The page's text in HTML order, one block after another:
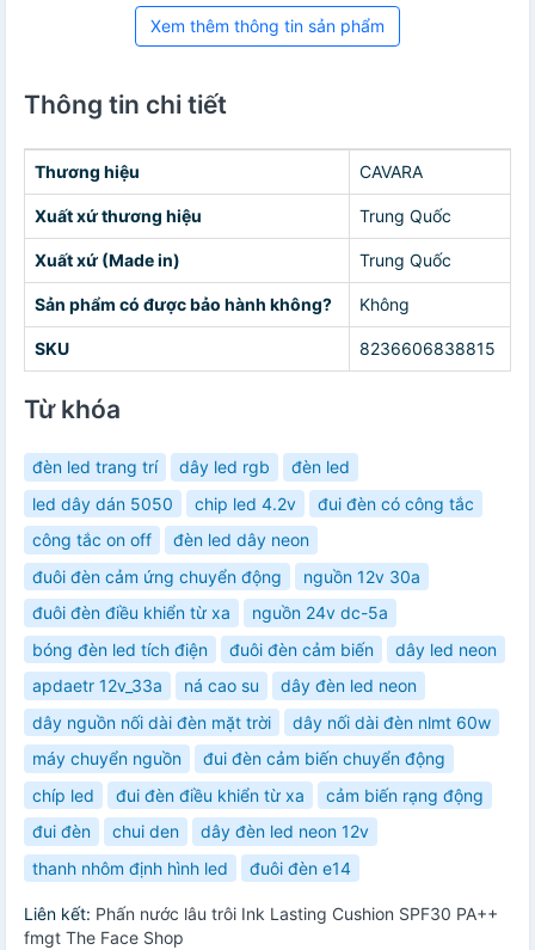
Xem thêm thông tin sản phẩm
Thông tin chi tiết
Thương hiệu CAVARA
Xuất xứ thương hiệu Trung Quốc
Xuất xứ (Made in) Trung Quốc
Sản phẩm có được bảo hành không? Không
SKU 8236606838815
Từ khóa
đèn led trang trí dây led rgb
đèn led
led dây dán 5050
chip led 4.2v
đui đèn có công tắc
công tắc on off
đèn led dây neon
đuôi đèn cảm ứng chuyển động
nguồn 12v 30a
đuôi đèn điều khiển từ xa
nguồn 24v dc-5a
bóng đèn led tích điện
đuôi đèn cảm biến
dây led neon
apdaetr 12v_33a
ná cao su
dây đèn led neon
dây nguồn nối dài đèn mặt trời
dây nối dài đèn nlmt 60w
máy chuyển nguồn
đui đèn cảm biến chuyển động
chíp led
đui đèn điều khiển từ xa
cảm biến rạng động
đui đèn
chui den
dây đèn led neon 12v
thanh nhôm định hình led
đuôi đèn e14
Liên kết: Phấn nước lâu trôi Ink Lasting Cushion SPF30 PA++
fmgt The Face Shop